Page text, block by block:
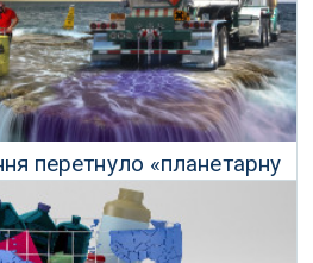
перетнуло «планетарну
людству
19 Січня 2022 р.